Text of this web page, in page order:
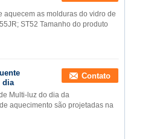
aquecem as molduras do vidro de
ST52 Tamanho do produto
dia
Contato
Multi-luz do dia da
aquecimento são projetadas na